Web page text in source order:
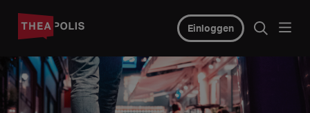
Einloggen